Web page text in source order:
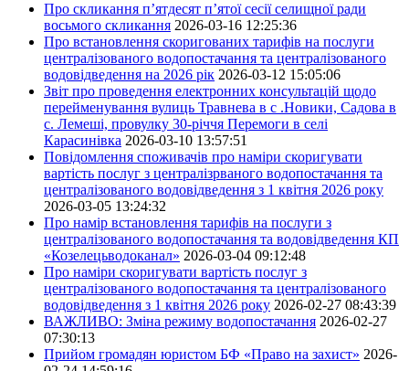
Про скликання п’ятдесят п’ятої сесії селищної ради
восьмого скликання 2026-03-16 12:25:36
Про встановлення скоригованих тарифів на послуги
централізованого водопостачання та централізованого
водовідведення на 2026 рік 2026-03-12 15:05:06
Звіт про проведення електронних консультацій щодо
перейменування вулиць Травнева в с .Новики, Садова в
с. Лемеші, провулку 30-річчя Перемоги в селі
Карасинівка 2026-03-10 13:57:51
Повідомлення споживачів про наміри скоригувати
вартість послуг з централізрваного водопостачання та
централізованого водовідведення з 1 квітня 2026 року
2026-03-05 13:24:32
Про намір встановлення тарифів на послуги з
централізованого водопостачання та водовідведення КП
«Козелецьводоканал» 2026-03-04 09:12:48
Про наміри скоригувати вартість послуг з
централізованого водопостачання та централізованого
водовідведення з 1 квітня 2026 року 2026-02-27 08:43:39
ВАЖЛИВО: Зміна режиму водопостачання 2026-02-27
07:30:13
Прийом громадян юристом БФ «Право на захист» 2026-